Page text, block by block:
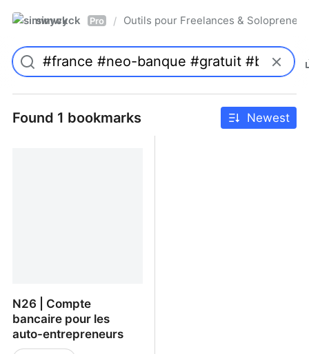
simwyck Pro / Outils pour Freelances &
Found 1 bookmarks Newest
N26 | Compte
bancaire pour les
auto-entrepreneurs